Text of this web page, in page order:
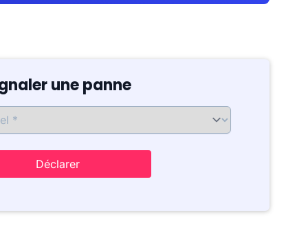
une panne
Déclarer